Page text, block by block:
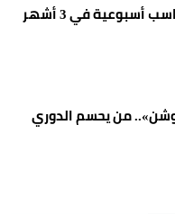
أسبوعية في 3 أشهر
من يحسم الدوري